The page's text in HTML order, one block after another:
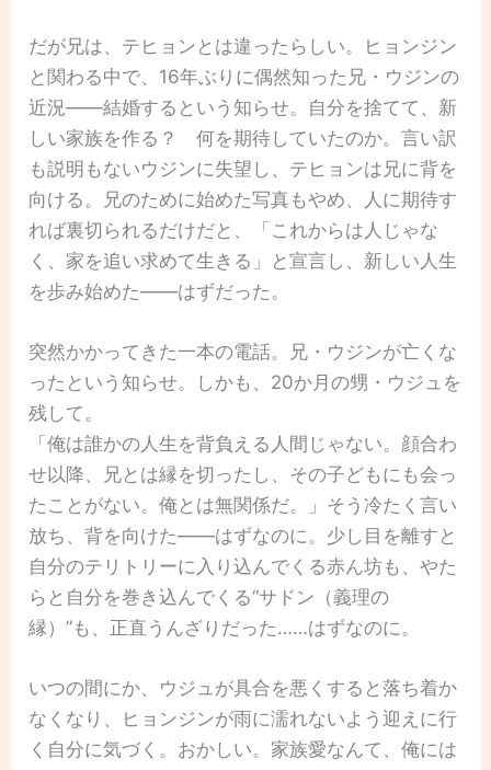
だが兄は、テヒョンとは違ったらしい。ヒョンジン
と関わる中で、16年ぶりに偶然知った兄・ウジンの
近況――結婚するという知らせ。自分を捨てて、新
しい家族を作る？ 何を期待していたのか。言い訳
も説明もないウジンに失望し、テヒョンは兄に背を
向ける。兄のために始めた写真もやめ、人に期待す
れば裏切られるだけだと、「これからは人じゃな
く、家を追い求めて生きる」と宣言し、新しい人生
を歩み始めた――はずだった。
突然かかってきた一本の電話。兄・ウジンが亡くな
ったという知らせ。しかも、20か月の甥・ウジュを
残して。
「俺は誰かの人生を背負える人間じゃない。顔合わ
せ以降、兄とは縁を切ったし、その子どもにも会っ
たことがない。俺とは無関係だ。」そう冷たく言い
放ち、背を向けた――はずなのに。少し目を離すと
自分のテリトリーに入り込んでくる赤ん坊も、やた
らと自分を巻き込んでくる“サドン（義理の
縁）”も、正直うんざりだった……はずなのに。
いつの間にか、ウジュが具合を悪くすると落ち着か
なくなり、ヒョンジンが雨に濡れないよう迎えに行
く自分に気づく。おかしい。家族愛なんて、俺には